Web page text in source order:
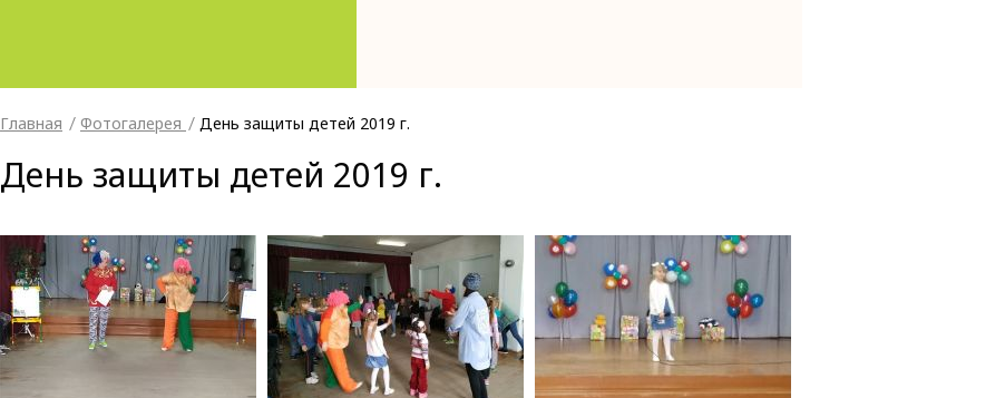
Главная Фотогалерея День защиты детей 2019 г.
День защиты детей 2019 г.